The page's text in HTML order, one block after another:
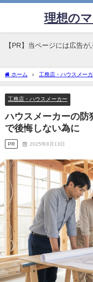
理想の
【PR】当ページには広告が
ホーム 工務店・ハウスメー
選び方で後悔しない為に
工務店・ハウスメーカー
ハウスメーカーの防
で後悔しない為に
PR 2025年8月13日